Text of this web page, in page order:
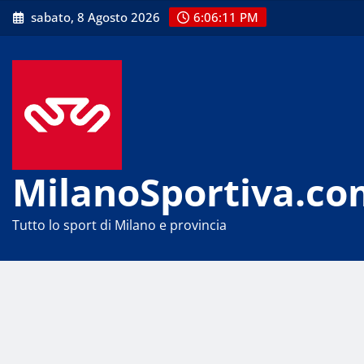
Skip
to
sabato, 8 Agosto 2026 6:06:11 PM
Tutto lo sport di Milano e provincia